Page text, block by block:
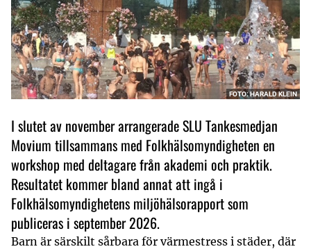
FOTO: HARALD KLEIN
I slutet av november arrangerade SLU Tankesmedjan
Movium tillsammans med Folkhälsomyndigheten en
workshop med deltagare från akademi och praktik.
Resultatet kommer bland annat att ingå i
Folkhälsomyndighetens miljöhälsorapport som
publiceras i september 2026.
Barn är särskilt sårbara för värmestress i städer, där